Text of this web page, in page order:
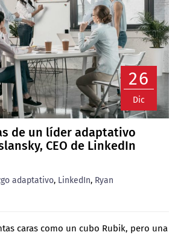
26
Dic
de un líder adaptativo
CEO de LinkedIn
adaptativo, LinkedIn, Ryan
caras como un cubo Rubik, pero una